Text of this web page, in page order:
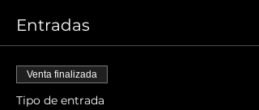
Entradas
Venta finalizada
Tipo de entrada